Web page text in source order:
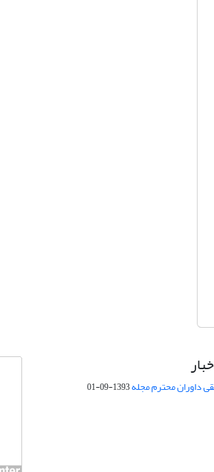
داوران محترم مجله1393-09-01